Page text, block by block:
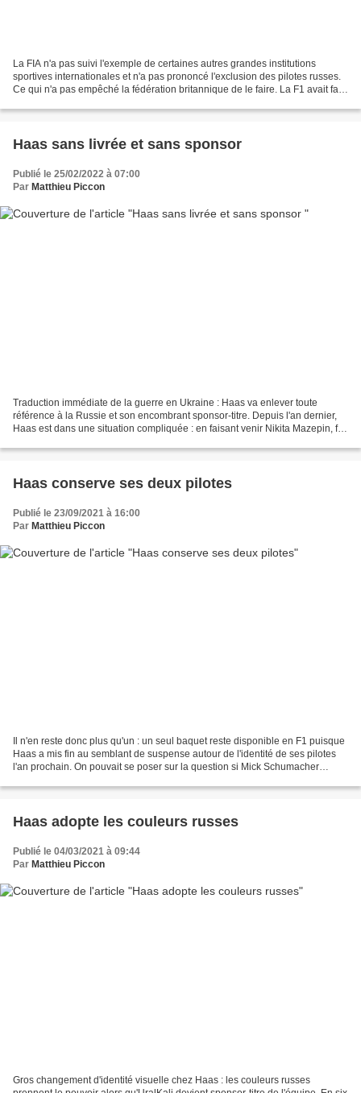
La FIA n'a pas suivi l'exemple de certaines autres grandes institutions
sportives internationales et n'a pas prononcé l'exclusion des pilotes russes.
Ce qui n'a pas empêché la fédération britannique de le faire. La F1 avait fait
Haas sans livrée et sans sponsor
Publié le 25/02/2022 à 07:00
Par Matthieu Piccon
Traduction immédiate de la guerre en Ukraine : Haas va enlever toute
référence à la Russie et son encombrant sponsor-titre. Depuis l'an dernier,
Haas est dans une situation compliquée : en faisant venir Nikita Mazepin, fils
Haas conserve ses deux pilotes
Publié le 23/09/2021 à 16:00
Par Matthieu Piccon
Il n'en reste donc plus qu'un : un seul baquet reste disponible en F1 puisque
Haas a mis fin au semblant de suspense autour de l'identité de ses pilotes
l'an prochain. On pouvait se poser sur la question si Mick Schumacher
Haas adopte les couleurs russes
Publié le 04/03/2021 à 09:44
Par Matthieu Piccon
Gros changement d'identité visuelle chez Haas : les couleurs russes